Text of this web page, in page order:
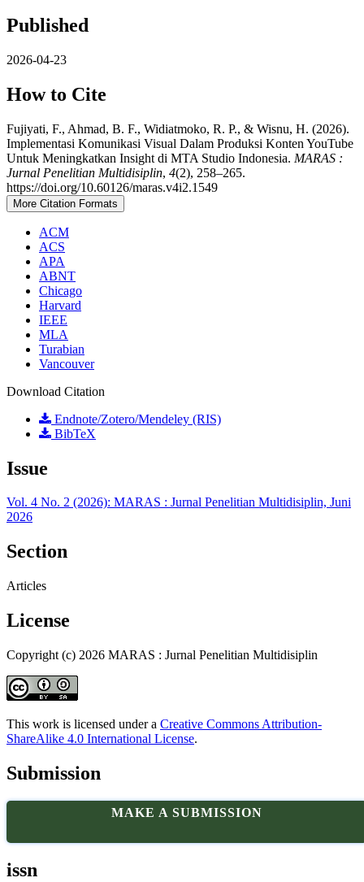
Published
2026-04-23
How to Cite
Fujiyati, F., Ahmad, B. F., Widiatmoko, R. P., & Wisnu, H. (2026).
Implementasi Komunikasi Visual Dalam Produksi Konten YouTube
Untuk Meningkatkan Insight di MTA Studio Indonesia. MARAS :
Jurnal Penelitian Multidisiplin, 4(2), 258–265.
https://doi.org/10.60126/maras.v4i2.1549
More Citation Formats
ACM
ACS
APA
ABNT
Chicago
Harvard
IEEE
MLA
Turabian
Vancouver
Download Citation
Endnote/Zotero/Mendeley (RIS)
BibTeX
Issue
Vol. 4 No. 2 (2026): MARAS : Jurnal Penelitian Multidisiplin, Juni
2026
Section
Articles
License
Copyright (c) 2026 MARAS : Jurnal Penelitian Multidisiplin
This work is licensed under a Creative Commons Attribution-
ShareAlike 4.0 International License.
Submission
MAKE A SUBMISSION
issn